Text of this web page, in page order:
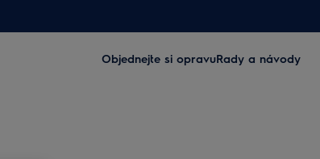
Objednejte si opravuRady a návody